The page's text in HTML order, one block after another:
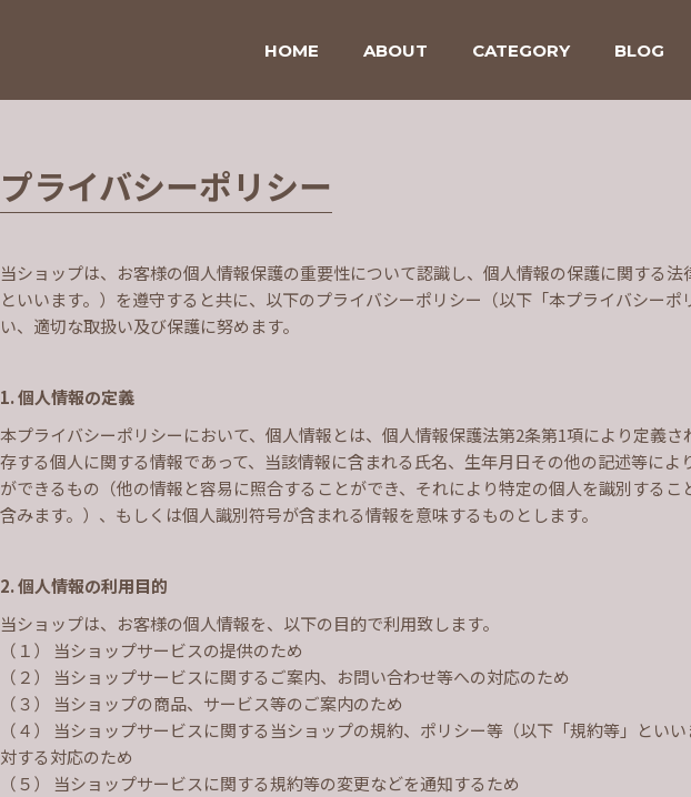
HOME ABOUT CATEGORY BLOG
プライバシーポリシー
当ショップは、お客様の個人情報保護の重要性について認識し、個人情報の保護に関する法
といいます。）を遵守すると共に、以下のプライバシーポリシー（以下「本プライバシー
い、適切な取扱い及び保護に努めます。
1. 個人情報の定義
本プライバシーポリシーにおいて、個人情報とは、個人情報保護法第2条第1項により定義
存する個人に関する情報であって、当該情報に含まれる氏名、生年月日その他の記述等によ
ができるもの（他の情報と容易に照合することができ、それにより特定の個人を識別するこ
含みます。）、もしくは個人識別符号が含まれる情報を意味するものとします。
2. 個人情報の利用目的
当ショップは、お客様の個人情報を、以下の目的で利用致します。
（１） 当ショップサービスの提供のため
（２） 当ショップサービスに関するご案内、お問い合わせ等への対応のため
（３） 当ショップの商品、サービス等のご案内のため
（４） 当ショップサービスに関する当ショップの規約、ポリシー等（以下「規約等」とい
対する対応のため
（５） 当ショップサービスに関する規約等の変更などを通知するため